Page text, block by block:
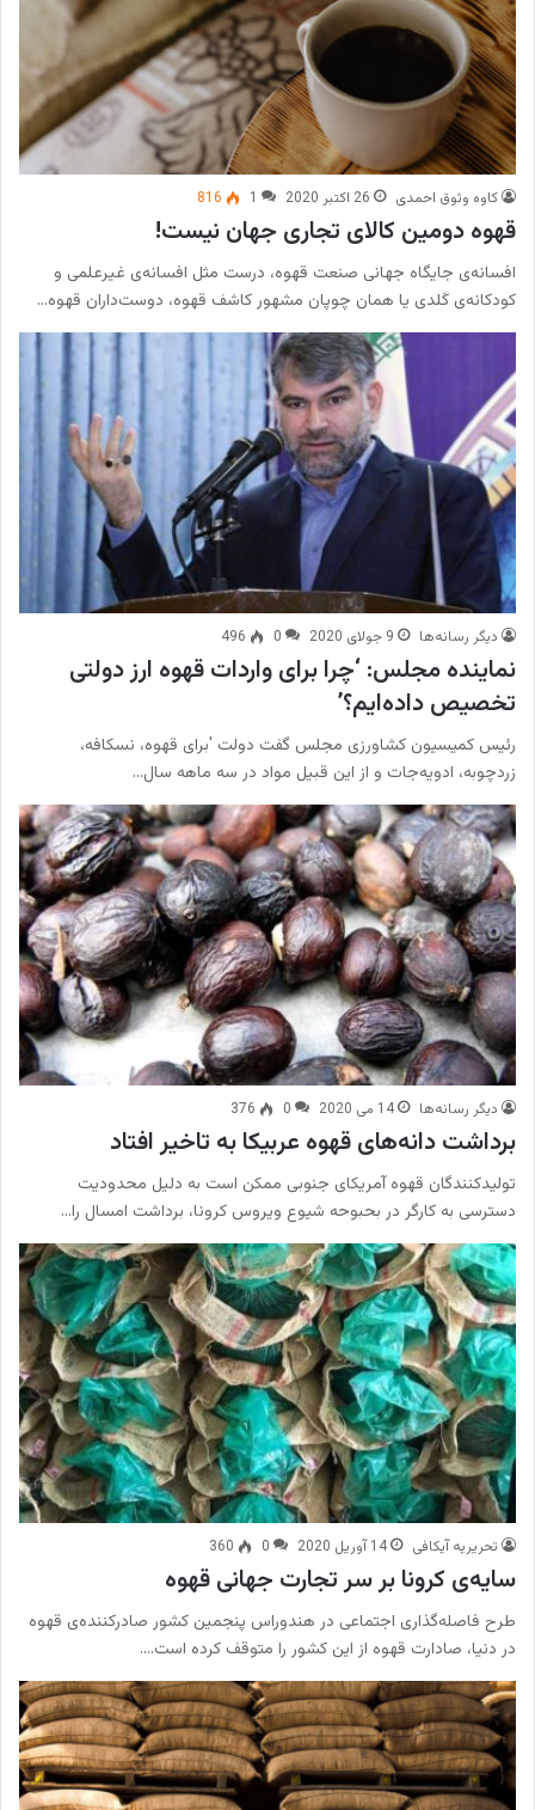
کاوه وثوق احمدی 26 اکتبر 2020 1
816
قهوه دومین کالای تجاری جهان نیست!
افسانه‌ی جایگاه جهانی صنعت قهوه، درست مثل افسانه‌ی غیرعلمی و
کودکانه‌ی کَلدی یا همان چوپان مشهور کاشف قهوه، دوست‌داران قهوه…
دیگر رسانه‌ها 9 جولای 2020 0
496
نماینده مجلس: ‘چرا برای واردات قهوه ارز دولتی
تخصیص داده‌ایم؟‌’
رئیس کمیسیون کشاورزی مجلس گفت دولت 'برای قهوه، نسکافه،
زردچوبه، ادویه‌جات و از این قبیل مواد در سه ماهه سال…
دیگر رسانه‌ها 14 می 2020 0
376
برداشت دانه‌های قهوه عربیکا به تاخیر افتاد
تولیدکنندگان قهوه آمریکای جنوبی ممکن است به دلیل محدودیت
دسترسی به کارگر در بحبوحه شیوع ویروس کرونا، برداشت امسال را…
تحریریه آیکافی 14 آوریل 2020 0
360
سایه‌ی کرونا بر سر تجارت جهانی قهوه
طرح فاصله‌گذاری اجتماعی در هندوراس پنجمین کشور صادرکننده‌ی قهوه
در دنیا، صادارت قهوه از این کشور را متوقف کرده است.…